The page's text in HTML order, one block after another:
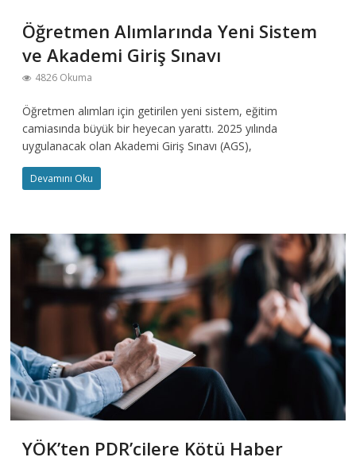
Öğretmen Alımlarında Yeni Sistem
ve Akademi Giriş Sınavı
4826 Okuma
Öğretmen alımları için getirilen yeni sistem, eğitim
camiasında büyük bir heyecan yarattı. 2025 yılında
uygulanacak olan Akademi Giriş Sınavı (AGS),
Devamını Oku
YÖK’ten PDR’cilere Kötü Haber